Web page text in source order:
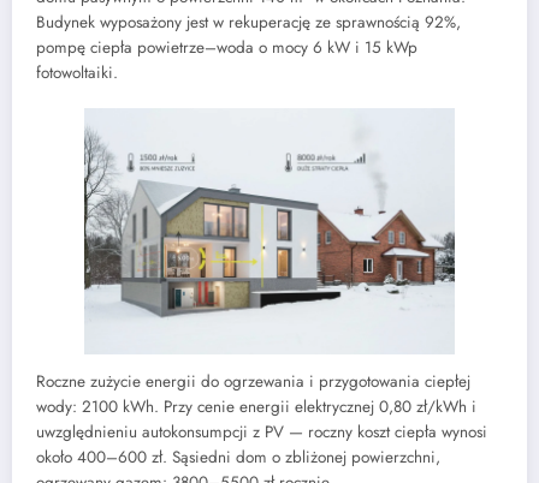
Budynek wyposażony jest w rekuperację ze sprawnością 92%,
pompę ciepła powietrze–woda o mocy 6 kW i 15 kWp
fotowoltaiki.
Roczne zużycie energii do ogrzewania i przygotowania ciepłej
wody: 2100 kWh. Przy cenie energii elektrycznej 0,80 zł/kWh i
uwzględnieniu autokonsumpcji z PV — roczny koszt ciepła wynosi
około 400–600 zł. Sąsiedni dom o zbliżonej powierzchni,